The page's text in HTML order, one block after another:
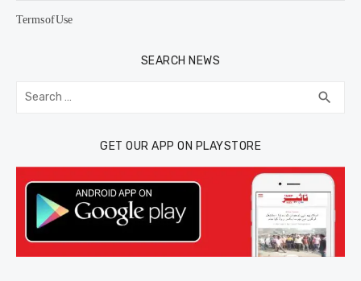
Terms of Use
SEARCH NEWS
Search
for: search
GET OUR APP ON PLAYSTORE